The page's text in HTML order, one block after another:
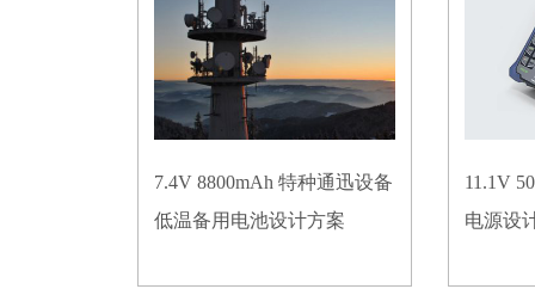
7.4V 8800mAh 特种通迅设备
低温备用电池设计方案
11.1V
电源设